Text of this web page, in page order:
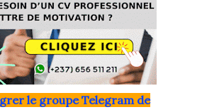
le groupe Telegram de